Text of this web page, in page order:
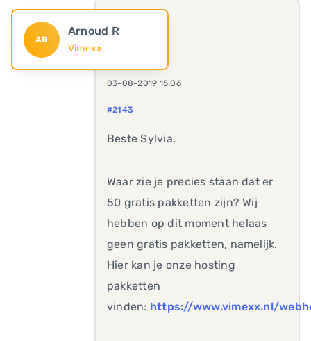
AR
Arnoud R
Vimexx
03-08-2019 15:06
#2143
Beste Sylvia,
Waar zie je precies staan dat er
50 gratis pakketten zijn? Wij
hebben op dit moment helaas
geen gratis pakketten, namelijk.
Hier kan je onze hosting
pakketten
vinden: https://www.vimexx.nl/